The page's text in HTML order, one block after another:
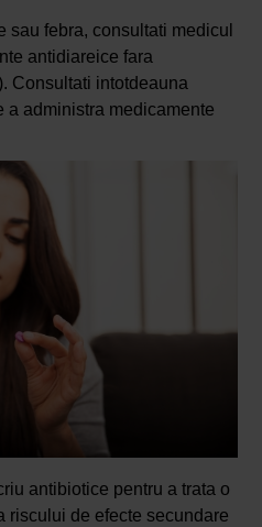
sau febra, consultati medicul
antidiareice fara
Consultati intotdeauna
a administra medicamente
antibiotice pentru a trata o
riscului de efecte secundare